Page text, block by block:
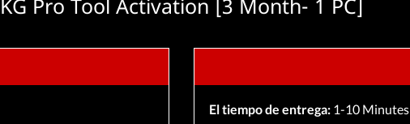
Servicios de servidor
Registro
KG Pro Tool Activation [3 Month- 1 PC]
El tiempo de entrega:1-10 Minutes